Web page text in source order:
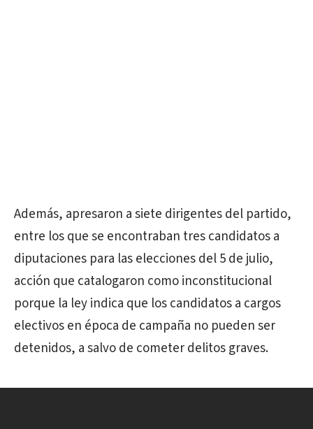
Además, apresaron a siete dirigentes del partido,
entre los que se encontraban tres candidatos a
diputaciones para las elecciones del 5 de julio,
acción que catalogaron como inconstitucional
porque la ley indica que los candidatos a cargos
electivos en época de campaña no pueden ser
detenidos, a salvo de cometer delitos graves.